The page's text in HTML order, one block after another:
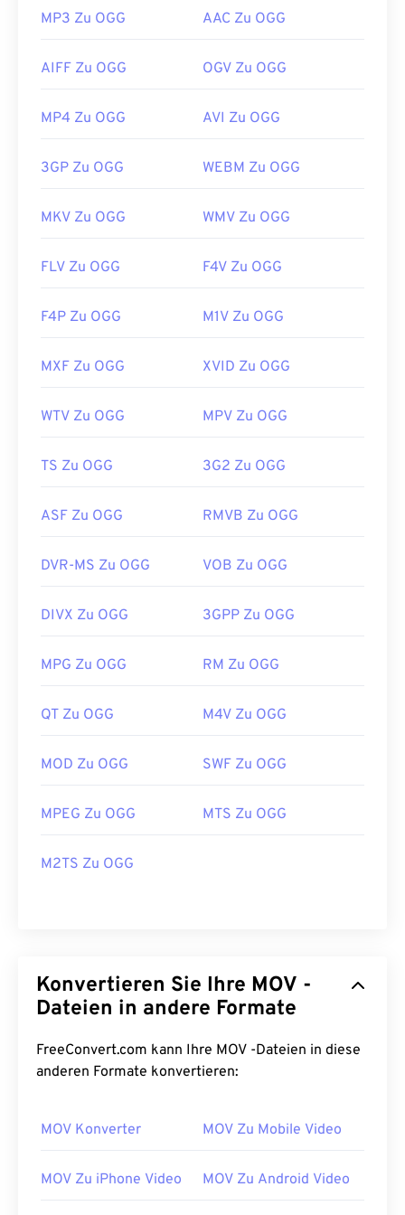
MP3 Zu OGG AAC Zu OGG
AIFF Zu OGG OGV Zu OGG
MP4 Zu OGG AVI Zu OGG
3GP Zu OGG WEBM Zu OGG
MKV Zu OGG WMV Zu OGG
FLV Zu OGG F4V Zu OGG
F4P Zu OGG M1V Zu OGG
MXF Zu OGG XVID Zu OGG
WTV Zu OGG MPV Zu OGG
TS Zu OGG 3G2 Zu OGG
ASF Zu OGG RMVB Zu OGG
DVR-MS Zu OGG VOB Zu OGG
DIVX Zu OGG 3GPP Zu OGG
MPG Zu OGG RM Zu OGG
QT Zu OGG M4V Zu OGG
MOD Zu OGG SWF Zu OGG
MPEG Zu OGG MTS Zu OGG
M2TS Zu OGG
Konvertieren Sie Ihre MOV -
Dateien in andere Formate
FreeConvert.com kann Ihre MOV -Dateien in diese
anderen Formate konvertieren:
MOV Konverter MOV Zu Mobile Video
MOV Zu iPhone Video MOV Zu Android Video